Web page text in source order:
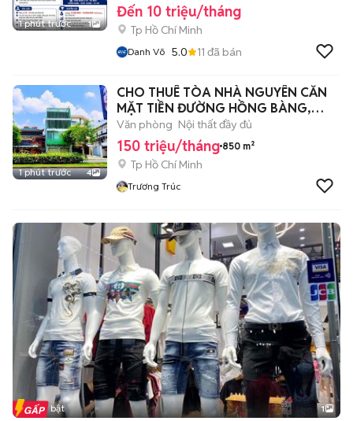
1 phút trước 1
Đến 10 triệu/tháng
Tp Hồ Chí Minh
Danh Võ 5.0 11 đã bán
1 phút trước 4
CHO THUÊ TÒA NHÀ NGUYÊN CĂN
MẶT TIỀN ĐƯỜNG HỒNG BÀNG,
QUẬN 6
Văn phòng Nội thất đầy đủ
150 triệu/tháng 850 m²
Tp Hồ Chí Minh
Trương Trúc
Tin nổi bật 1